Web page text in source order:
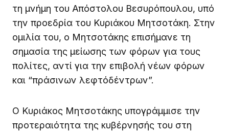
τη μνήμη του Απόστολου Βεσυρόπουλου, υπό
την προεδρία του Κυριάκου Μητσοτάκη. Στην
ομιλία του, ο Μητσοτάκης επισήμανε τη
σημασία της μείωσης των φόρων για τους
πολίτες, αντί για την επιβολή νέων φόρων
και “πράσινων λεφτόδέντρων”.
Ο Κυριάκος Μητσοτάκης υπογράμμισε την
προτεραιότητα της κυβέρνησής του στη